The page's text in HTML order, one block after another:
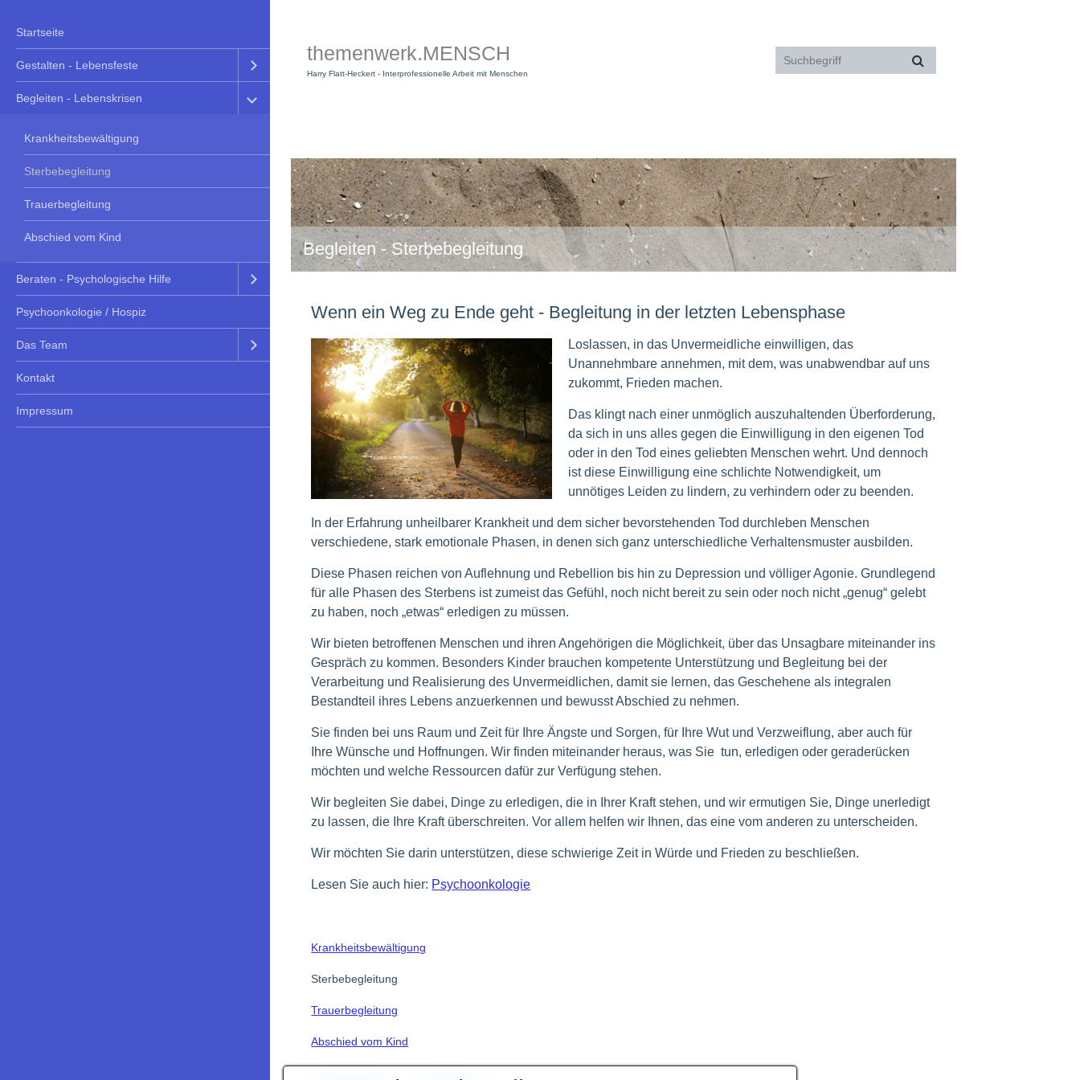
Startseite
Gestalten - Lebensfeste
Begleiten - Lebenskrisen
Krankheitsbewältigung
Sterbebegleitung
Trauerbegleitung
Abschied vom Kind
Beraten - Psychologische Hilfe
Psychoonkologie / Hospiz
Das Team
Kontakt
Impressum
themenwerk.MENSCH
Harry Flatt-Heckert - Interprofessionelle Arbeit mit Menschen
Begleiten - Sterbebegleitung
Wenn ein Weg zu Ende geht - Begleitung in der letzten Lebensphase
Loslassen, in das Unvermeidliche einwilligen, das
Unannehmbare annehmen, mit dem, was unabwendbar auf uns
zukommt, Frieden machen.
Das klingt nach einer unmöglich auszuhaltenden Überforderung,
da sich in uns alles gegen die Einwilligung in den eigenen Tod
oder in den Tod eines geliebten Menschen wehrt. Und dennoch
ist diese Einwilligung eine schlichte Notwendigkeit, um
unnötiges Leiden zu lindern, zu verhindern oder zu beenden.
In der Erfahrung unheilbarer Krankheit und dem sicher bevorstehenden Tod durchleben Menschen
verschiedene, stark emotionale Phasen, in denen sich ganz unterschiedliche Verhaltensmuster ausbilden.
Diese Phasen reichen von Auflehnung und Rebellion bis hin zu Depression und völliger Agonie. Grundlegend
für alle Phasen des Sterbens ist zumeist das Gefühl, noch nicht bereit zu sein oder noch nicht „genug“ gelebt
zu haben, noch „etwas“ erledigen zu müssen.
Wir bieten betroffenen Menschen und ihren Angehörigen die Möglichkeit, über das Unsagbare miteinander ins
Gespräch zu kommen. Besonders Kinder brauchen kompetente Unterstützung und Begleitung bei der
Verarbeitung und Realisierung des Unvermeidlichen, damit sie lernen, das Geschehene als integralen
Bestandteil ihres Lebens anzuerkennen und bewusst Abschied zu nehmen.
Sie finden bei uns Raum und Zeit für Ihre Ängste und Sorgen, für Ihre Wut und Verzweiflung, aber auch für
Ihre Wünsche und Hoffnungen. Wir finden miteinander heraus, was Sie tun, erledigen oder geraderücken
möchten und welche Ressourcen dafür zur Verfügung stehen.
Wir begleiten Sie dabei, Dinge zu erledigen, die in Ihrer Kraft stehen, und wir ermutigen Sie, Dinge unerledigt
zu lassen, die Ihre Kraft überschreiten. Vor allem helfen wir Ihnen, das eine vom anderen zu unterscheiden.
Wir möchten Sie darin unterstützen, diese schwierige Zeit in Würde und Frieden zu beschließen.
Lesen Sie auch hier: Psychoonkologie
Krankheitsbewältigung
Sterbebegleitung
Trauerbegleitung
Abschied vom Kind